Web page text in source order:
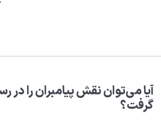
انسان چه چیزی نیست؟
هدف خلقت و جایگاه انسان
نقش الگو در حیات انسان
آیا می‌توان نقش پیامبران را در
گرفت؟